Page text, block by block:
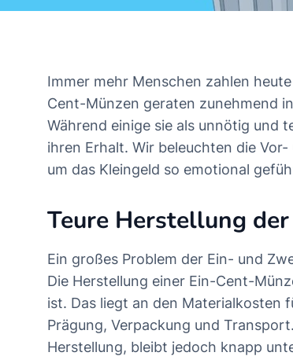
Das erwartet Sie in diesem
Teure Herstellung der kleinen
Kleingeld im Alltag: Hindernis für
Was spricht gegen die
Immer mehr Menschen zahlen
Cent-Münzen geraten zunehmend
Während einige sie als unnötig und
ihren Erhalt. Wir beleuchten die
um das Kleingeld so emotional
Teure Herstellung
Ein großes Problem der Ein- und
Die Herstellung einer Ein-Cent-
ist. Das liegt an den Materialkosten
Prägung, Verpackung und
Herstellung, bleibt jedoch knapp